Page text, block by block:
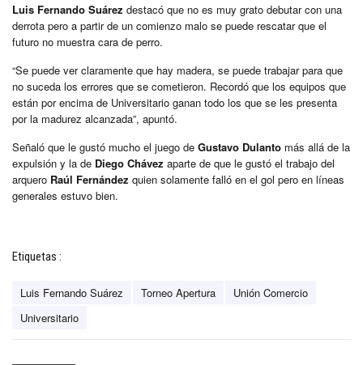
Luis Fernando Suárez destacó que no es muy grato debutar con una
derrota pero a partir de un comienzo malo se puede rescatar que el
futuro no muestra cara de perro.
“Se puede ver claramente que hay madera, se puede trabajar para que
no suceda los errores que se cometieron. Recordó que los equipos que
están por encima de Universitario ganan todo los que se les presenta
por la madurez alcanzada”, apuntó.
Señaló que le gustó mucho el juego de Gustavo Dulanto más allá de la
expulsión y la de Diego Chávez aparte de que le gustó el trabajo del
arquero Raúl Fernández quien solamente falló en el gol pero en líneas
generales estuvo bien.
Etiquetas :
Luis Fernando Suárez Torneo Apertura
Unión Comercio
Universitario